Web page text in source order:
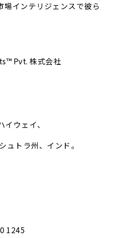
場インテリジェンスで彼ら
Pvt. 株式会社
ウェイ、
ュトラ州、インド。
1245